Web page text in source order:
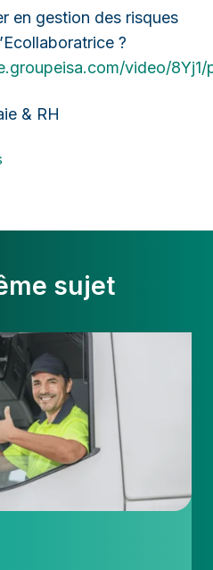
en gestion des risques
?
video/8Yj1/
& RH
sujet